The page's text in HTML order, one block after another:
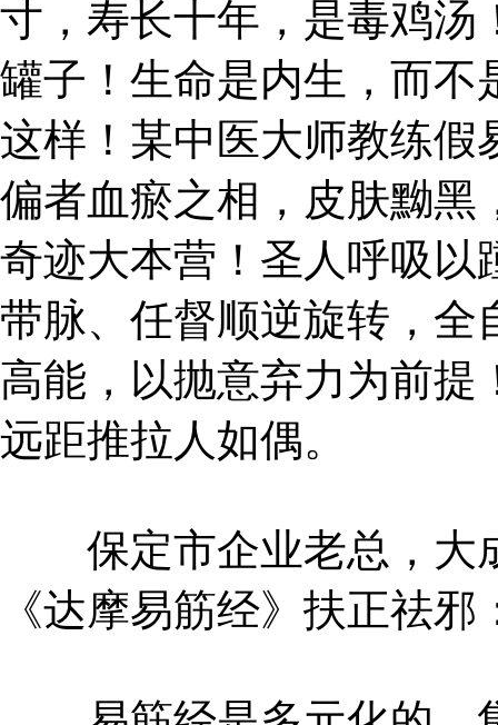
寸，寿长十年，是毒鸡汤
罐子！生命是内生，而不
这样！某中医大师教练假
偏者血瘀之相，皮肤黝黑
奇迹大本营！圣人呼吸以
带脉、任督顺逆旋转，全
高能，以抛意弃力为前提
远距推拉人如偶。
保定市企业老总，大
《达摩易筋经》扶正祛邪